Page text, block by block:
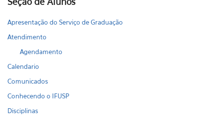
Apresentação do Serviço de Graduação
Atendimento
Agendamento
Calendario
Comunicados
Conhecendo o IFUSP
Disciplinas